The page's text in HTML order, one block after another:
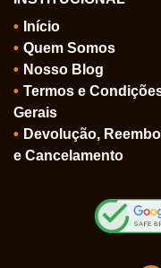
Início
Quem Somos
Nosso Blog
Termos e
Gerais
Devolução,
e Cancelamento